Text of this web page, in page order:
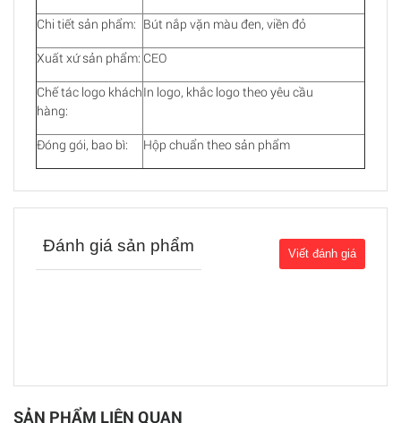
Chi tiết sản phẩm: Bút nắp vặn màu đen, viền đỏ
Xuất xứ sản phẩm: CEO
Chế tác logo khách
hàng:
In logo, khắc logo theo yêu cầu
Đóng gói, bao bì: Hộp chuẩn theo sản phẩm
Đánh giá sản phẩm
SẢN PHẨM LIÊN QUAN